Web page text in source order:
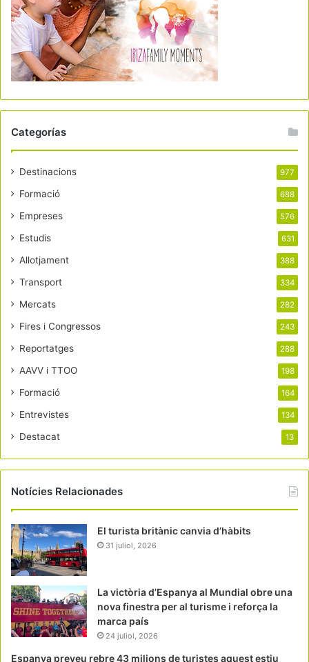
Categorías
Destinacions 977
Formació 688
Empreses 576
Estudis 631
Allotjament 388
Transport 334
Mercats 282
Fires i Congressos 243
Reportatges 288
AAVV i TTOO 198
Formació 164
Entrevistes 134
Destacat 13
Notícies Relacionades
El turista britànic canvia d’hàbits
31 juliol, 2026
La victòria d’Espanya al Mundial obre una
nova finestra per al turisme i reforça la
marca país
24 juliol, 2026
Espanya preveu rebre 43 milions de turistes aquest estiu